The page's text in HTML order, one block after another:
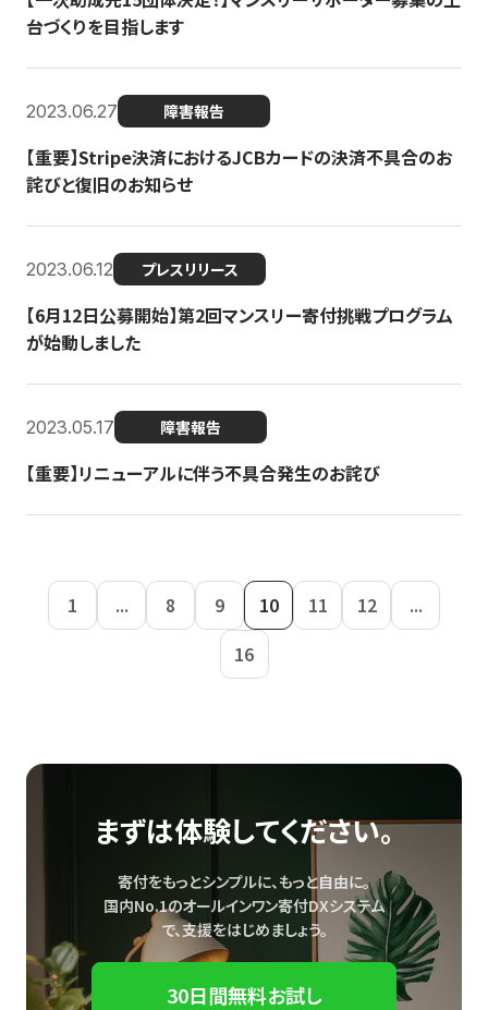
台づくりを目指します
2023.06.27 障害報告
【重要】Stripe決済におけるJCBカードの決済不具合のお
詫びと復旧のお知らせ
2023.06.12 プレスリリース
【6月12日公募開始】第2回マンスリー寄付挑戦プログラム
が始動しました
2023.05.17 障害報告
【重要】リニューアルに伴う不具合発生のお詫び
1 ... 8 9 10 11 12
...
16
まずは体験してください。
寄付をもっとシンプルに、もっと自由に。
国内No.1のオールインワン寄付DXシステム
で、支援をはじめましょう。
30日間無料お試し